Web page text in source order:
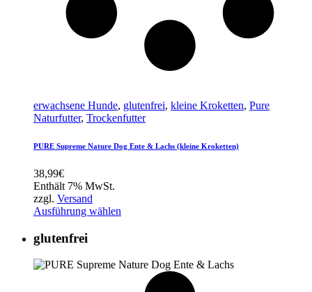
erwachsene Hunde, glutenfrei, kleine Kroketten, Pure
Naturfutter, Trockenfutter
PURE Supreme Nature Dog Ente & Lachs (kleine Kroketten)
38,99€
Enthält 7% MwSt.
zzgl. Versand
Ausführung wählen
glutenfrei